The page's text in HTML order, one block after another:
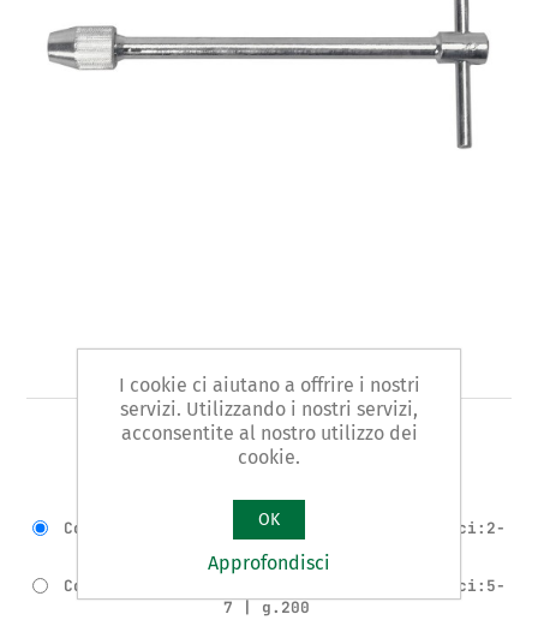
Art. 573 - portautensili
TIPO GOODELL LUNGO
Varianti del prodotto
Cod.: 57302 | n°:1 | L:200 | Maschi metrici:2-
4 | g.150
Cod.: 57303 | n°:2 | L:200 | Maschi metrici:5-
7 | g.200
I cookie ci aiutano a offrire i nostri
servizi. Utilizzando i nostri servizi,
acconsentite al nostro utilizzo dei
cookie.
OK
Approfondisci